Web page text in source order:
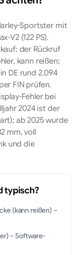
Sportster mit
V2 (122 PS).
der Rückruf
kann reißen;
DE rund 2.094
FIN prüfen.
Fehler bei
2024 ist der
ab 2025 wurde
mm, voll
und die
typisch?
(kann reißen) –
– Software-